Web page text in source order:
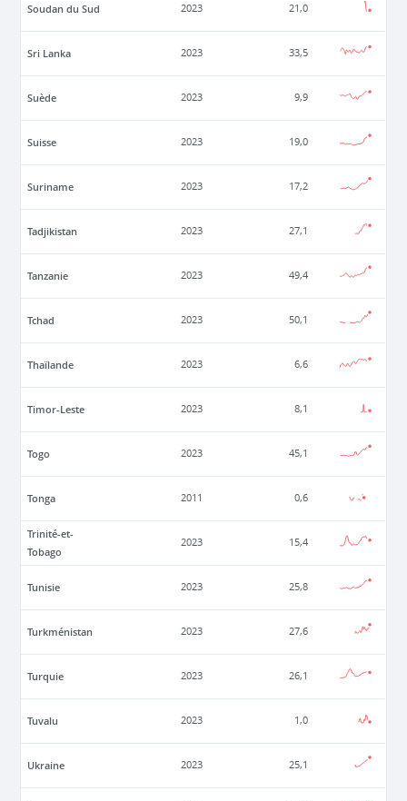
Soudan du Sud 2023 21,0
Sri Lanka 2023 33,5
Suède 2023 9,9
Suisse 2023 19,0
Suriname 2023 17,2
Tadjikistan 2023 27,1
Tanzanie 2023 49,4
Tchad 2023 50,1
Thaïlande 2023 6,6
Timor-Leste 2023 8,1
Togo 2023 45,1
Tonga 2011 0,6
Trinité-et-
Tobago
2023 15,4
Tunisie 2023 25,8
Turkménistan 2023 27,6
Turquie 2023 26,1
Tuvalu 2023 1,0
Ukraine 2023 25,1